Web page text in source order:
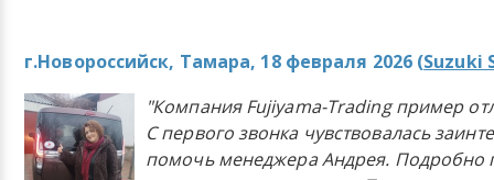
г.Новороссийск, Тамара, 18 февраля 2026 (Suzuki
"Компания Fujiyama-Trading пример
С первого звонка чувствовалась
помочь менеджера Андрея. Подробно